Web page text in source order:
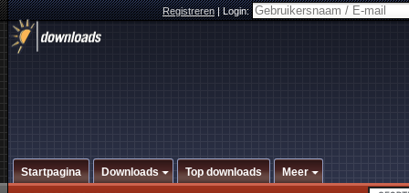
Registreren|Login:
Startpagina Downloads Top downloads Meer